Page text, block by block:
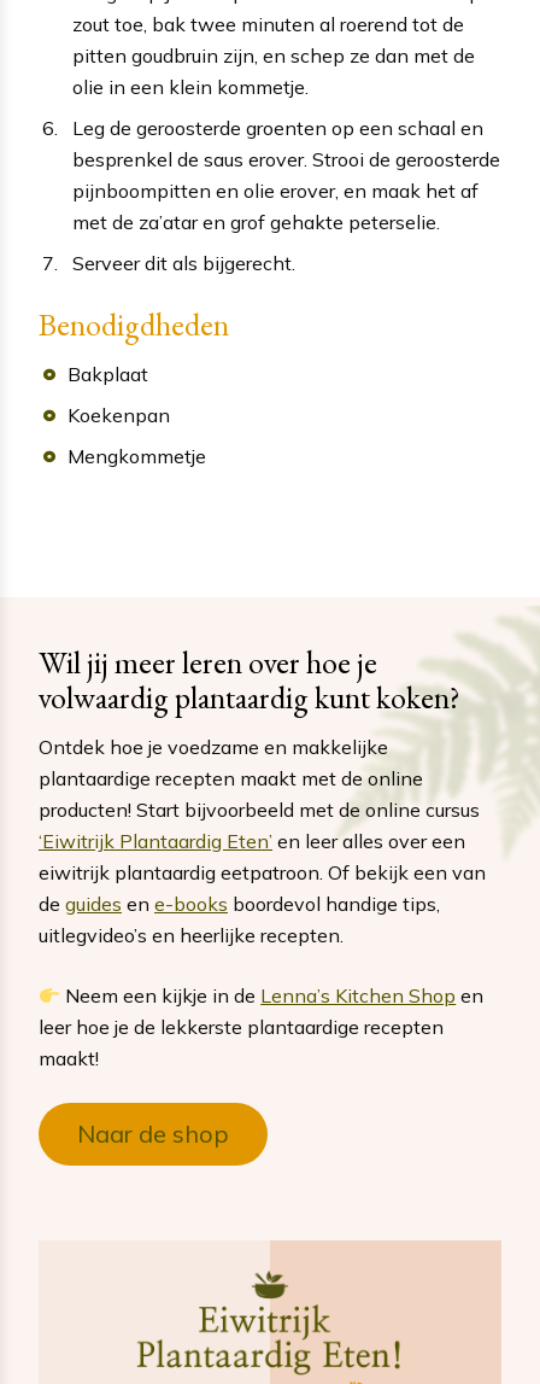
zout toe, bak twee minuten al roerend tot de
pitten goudbruin zijn, en schep ze dan met de
olie in een klein kommetje.
Leg de geroosterde groenten op een schaal en
besprenkel de saus erover. Strooi de geroosterde
pijnboompitten en olie erover, en maak het af
met de za’atar en grof gehakte peterselie.
Serveer dit als bijgerecht.
Benodigdheden
Bakplaat
Koekenpan
Mengkommetje
Wil jij meer leren over hoe je
volwaardig plantaardig kunt koken?
Ontdek hoe je voedzame en makkelijke
plantaardige recepten maakt met de online
producten! Start bijvoorbeeld met de online cursus
‘Eiwitrijk Plantaardig Eten’ en leer alles over een
eiwitrijk plantaardig eetpatroon. Of bekijk een van
de guides en e-books boordevol handige tips,
uitlegvideo’s en heerlijke recepten.
Neem een kijkje in de Lenna’s Kitchen Shop en
leer hoe je de lekkerste plantaardige recepten
maakt!
Naar de shop